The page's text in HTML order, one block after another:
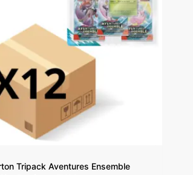
Tripack Aventures Ensemble